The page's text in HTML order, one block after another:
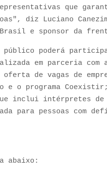
que
diz Luciano
e sponsor da
poderá participar
em parceria com
oferta de vagas de
e o programa
inclui intérpretes de
para pessoas com
abaixo: